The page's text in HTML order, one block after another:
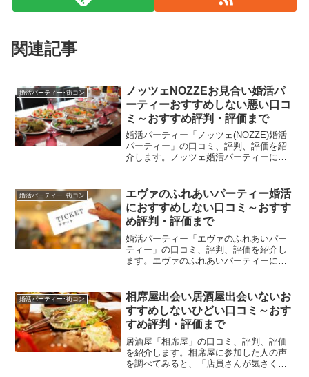
関連記事
婚活パーティー･街コン
ノッツェNOZZEお見合い婚活パ
ーティーおすすめしない悪い口コ
ミ～おすすめ評判・評価まで
婚活パーティー「ノッツェ(NOZZE)婚活
パーティー」の口コミ、評判、評価を紹
介します。ノッツェ婚活パーティーに参
「結婚相手見つかった」「色々なタイプ
の婚活パーティーから選べる」「規模の
違うパーティーがあっていい」等の口コ
ミもありましたが、「100％結婚相談所へ
勧誘される」「婚活パーティは名ばか
り」「パーティーは結婚相談所への窓
口」「募集要項と実際の参加人数が違い
すぎ」等の評判、評価もありました。
っている方の参考になれば幸いです。
婚活パーティー･街コン
エヴァのふれあいパーティー婚活
におすすめしない口コミ～おすす
め評判・評価まで
婚活パーティー「エヴァのふれあいパー
ティー」の口コミ、評判、評価を紹介し
ます。エヴァのふれあいパーティーに参
に電話で参加人数聞いても回答してくれ
る」「婚活の雰囲気を味わえる」「男性
も女性もみんな婚活に本気」「パーティ
ーの参加人数の多い」「ハイスペパーテ
ィーには社長やお医者さんも参加してい
て色々参加した中で一番いい」「エヴァ
が一番温かいパーティー」等の口コミも
ありましたが、「男性は真剣な人が多い
婚活パーティー･街コン
相席屋出会い居酒屋出会いないお
すすめしないひどい口コミ～おす
すめ評判・評価まで
居酒屋「相席屋」の口コミ、評判、評価
を紹介します。相席屋に参加した人の声
を調べてみると、「店員さんが気さくで